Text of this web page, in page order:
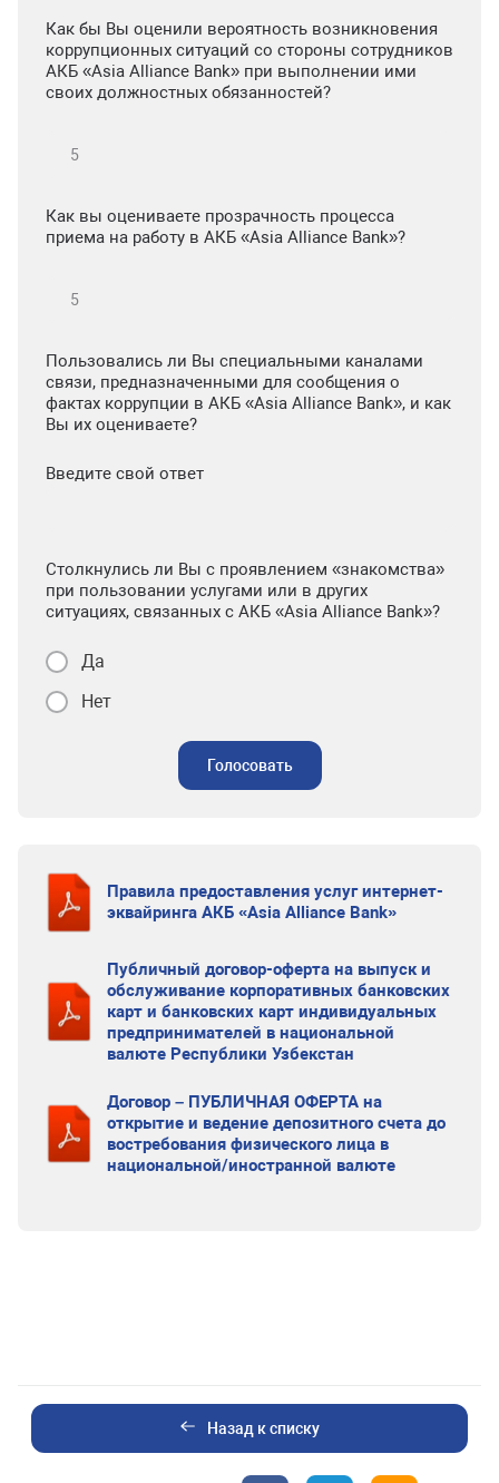
Как бы Вы оценили вероятность возникновения
коррупционных ситуаций со стороны сотрудников
АКБ «Asia Alliance Bank» при выполнении ими
своих должностных обязанностей?
Как вы оцениваете прозрачность процесса
приема на работу в АКБ «Asia Alliance Bank»?
Пользовались ли Вы специальными каналами
связи, предназначенными для сообщения о
фактах коррупции в АКБ «Asia Alliance Bank», и как
Вы их оцениваете?
Введите свой ответ
Столкнулись ли Вы с проявлением «знакомства»
при пользовании услугами или в других
ситуациях, связанных с АКБ «Asia Alliance Bank»?
Да
Нет
Голосовать
Правила предоставления услуг интернет-
эквайринга АКБ «Asia Alliance Bank»
Публичный договор-оферта на выпуск и
обслуживание корпоративных банковских
карт и банковских карт индивидуальных
предпринимателей в национальной
валюте Республики Узбекстан
Договор – ПУБЛИЧНАЯ ОФЕРТА на
открытие и ведение депозитного счета до
востребования физического лица в
национальной/иностранной валюте
Назад к списку